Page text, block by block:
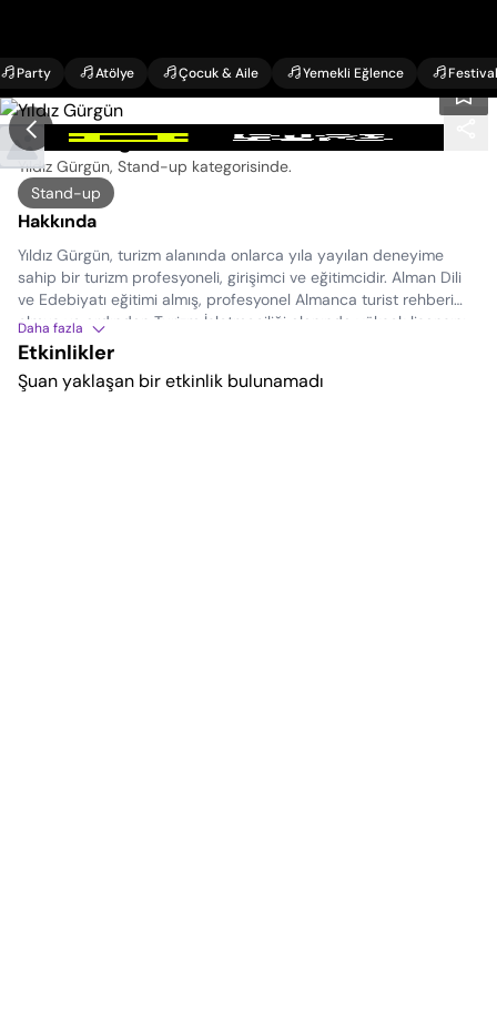
Party Atölye Çocuk & Aile Yemekli Eğlence Festival
Yıldız Gürgün Etkinlikleri
Yıldız Gürgün, Stand-up kategorisinde.
Stand-up
Hakkında
Yıldız Gürgün, turizm alanında onlarca yıla yayılan deneyime
sahip bir turizm profesyoneli, girişimci ve eğitimcidir. Alman Dili
ve Edebiyatı eğitimi almış, profesyonel Almanca turist rehberi
olmuş ve ardından Turizm İşletmeciliği alanında yüksek lisansını
tamamlamıştır. Yıllar içinde Dalya Turizm Seyahat Acentesi’ni
kurmuş; ardından White Dahlia Hotel ve Dahlia Boppard
Pansiyon’u hayata geçirerek işletmiştir. 1996 yılından bu yana
Daha fazla
Etkinlikler
Şuan yaklaşan bir etkinlik bulunamadı